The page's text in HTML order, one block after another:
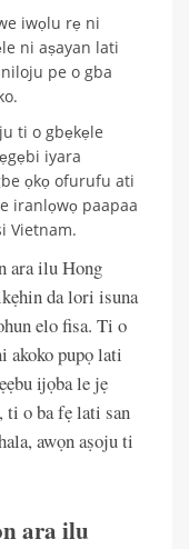
iwọlu rẹ ni
ni aṣayan lati
pe o gba
ti o gbẹkẹle
iyara
ọkọ ofurufu ati
iranlọwọ paapaa
Vietnam.
ara ilu Hong
da lori isuna
elo fisa. Ti o
akoko pupọ lati
ijọba le jẹ
ti o ba fẹ lati san
awọn aṣoju ti
ara ilu